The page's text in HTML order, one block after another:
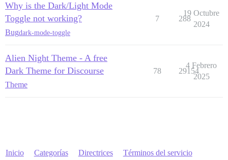
Why is the Dark/Light Mode
Toggle not working?
Bugdark-mode-toggle
7 288
19 Octubre
2024
Alien Night Theme - A free
Dark Theme for Discourse
Theme
78 29154
4 Febrero
2025
Inicio Categorías Directrices Términos del servicio